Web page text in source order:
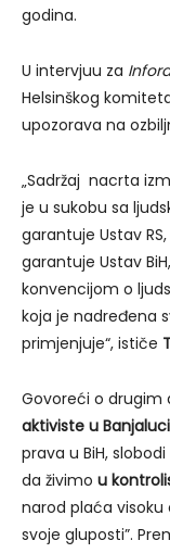
godina.
U intervjuu za
Helsinškog
upozorava na
„Sadržaj nacrta
je u sukobu sa
garantuje Ustav
garantuje Ustav
konvencijom o
koja je nadređena
primjenjuje“, ističe
Govoreći o
aktiviste u Banjaluci
prava u BiH,
da živimo u
narod plaća visoku
svoje gluposti”.